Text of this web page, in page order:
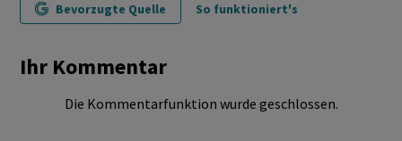
Bevorzugte Quelle So funktioniert's
Ihr Kommentar
Die Kommentarfunktion wurde geschlossen.